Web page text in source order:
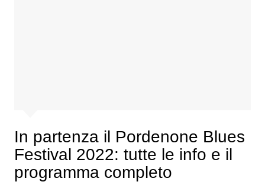
In partenza il Pordenone Blues
Festival 2022: tutte le info e il
programma completo